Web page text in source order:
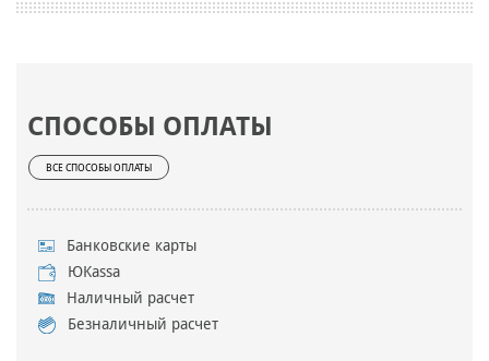
СПОСОБЫ ОПЛАТЫ
ВСЕ СПОСОБЫ ОПЛАТЫ
Банковские карты
ЮKassa
Наличный расчет
Безналичный расчет